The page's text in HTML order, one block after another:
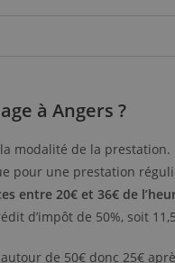
à Angers ?
modalité de la prestation.
pour une prestation
entre 20€ et 36€ de
d’impôt de 50%, soit
de 50€ donc 25€